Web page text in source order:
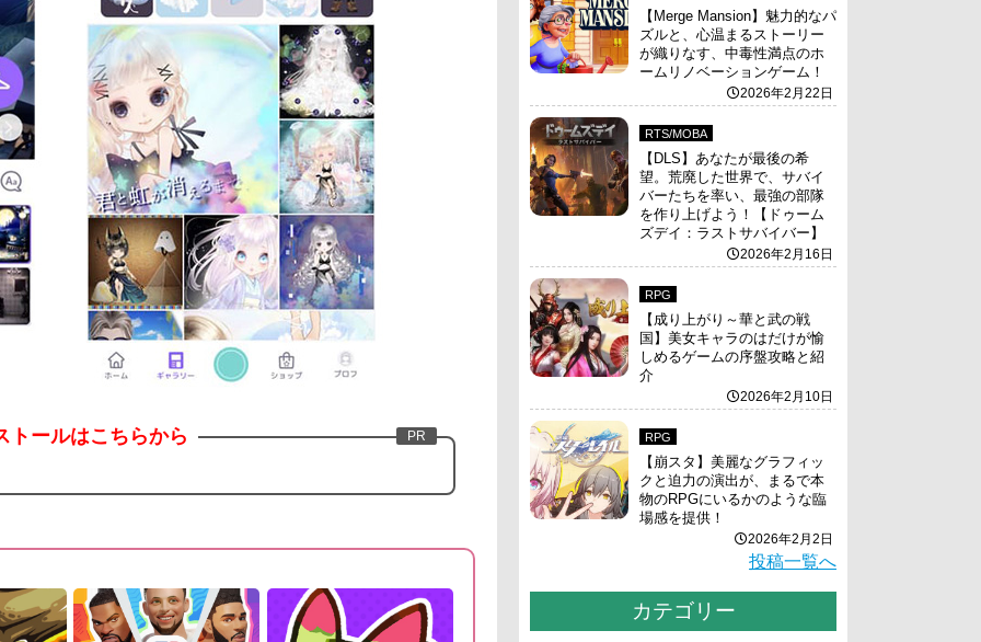
トールはこちらから
【Merge Mansion】魅力的なパ
ズルと、心温まるストーリー
が織りなす、中毒性満点のホ
ームリノベーションゲーム！
2026年2月22日
RTS/MOBA
【DLS】あなたが最後の希
望。荒廃した世界で、サバイ
バーたちを率い、最強の部隊
を作り上げよう！【ドゥーム
ズデイ：ラストサバイバー】
2026年2月16日
RPG
【成り上がり～華と武の戦
国】美女キャラのはだけが愉
しめるゲームの序盤攻略と紹
介
2026年2月10日
RPG
【崩スタ】美麗なグラフィッ
クと迫力の演出が、まるで本
物のRPGにいるかのような臨
場感を提供！
2026年2月2日
投稿一覧へ
カテゴリー